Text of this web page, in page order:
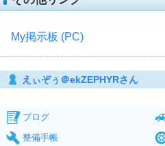
My掲示板 (PC)
えぃぞぅ＠ekZEPHYRさん
ブログ
整備手帳